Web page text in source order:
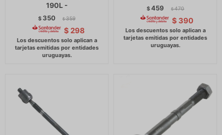
190L -
$ 350 $ 359
$ 298
$459 $ 470
$ 390